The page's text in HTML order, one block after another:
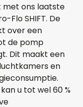
met ons laatste
Flo SHIFT. De
over een
de pomp
Dit maakt een
en
u tot wel 60 %